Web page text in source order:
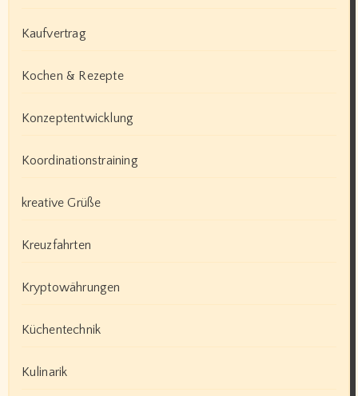
Kaufvertrag
Kochen & Rezepte
Konzeptentwicklung
Koordinationstraining
kreative Grüße
Kreuzfahrten
Kryptowährungen
Küchentechnik
Kulinarik